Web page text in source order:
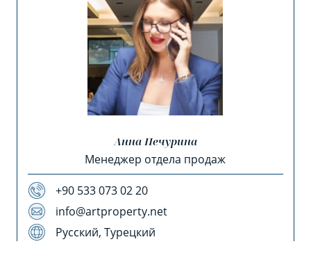
Анна Печурина
Менеджер отдела продаж
+90 533 073 02 20
info@artproperty.net
Русский, Турецкий